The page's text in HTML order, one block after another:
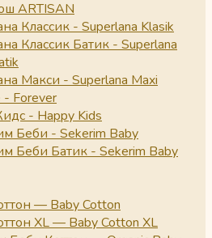
ARTISAN
Классик - Superlana Klasik
Классик Батик - Superlana
Макси - Superlana Maxi
Forever
- Happy Kids
Беби - Sekerim Baby
Беби Батик - Sekerim Baby
— Baby Cotton
XL — Baby Cotton XL